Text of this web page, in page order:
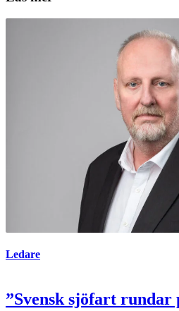
Ledare
”Svensk sjöfart rundar